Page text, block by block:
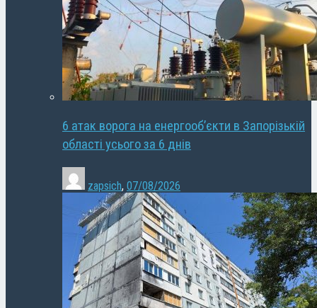
6 атак ворога на енергооб’єкти в Запорізькій
області усього за 6 днів
zapsich, 07/08/2026